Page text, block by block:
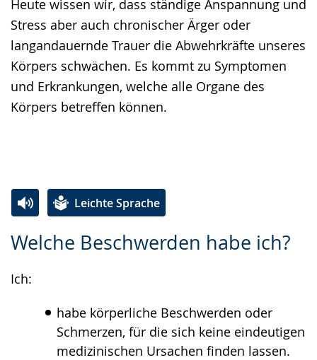
Heute wissen wir, dass ständige Anspannung und
Stress aber auch chronischer Ärger oder
langandauernde Trauer die Abwehrkräfte unseres
Körpers schwächen. Es kommt zu Symptomen
und Erkrankungen, welche alle Organe des
Körpers betreffen können.
Welche Beschwerden habe ich?
Ich:
habe körperliche Beschwerden oder
Schmerzen, für die sich keine eindeutigen
medizinischen Ursachen finden lassen.
Leichte Sprache
Leichten
wechseln.
Audio-
Video
Deutscher
Gebärdensprache
angezeigt.